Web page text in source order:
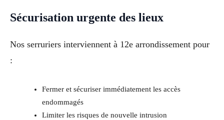
Sécurisation urgente des lieux
Nos serruriers interviennent à 12e arrondissement pour
:
Fermer et sécuriser immédiatement les accès
endommagés
Limiter les risques de nouvelle intrusion